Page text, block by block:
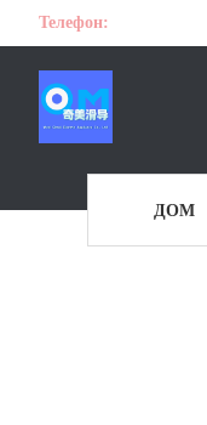
Телефон:
ДОМ